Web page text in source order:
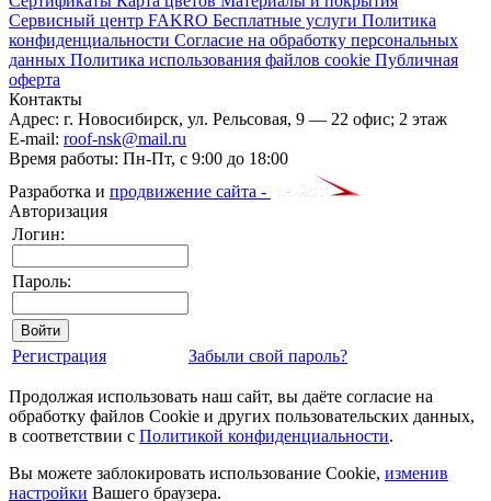
Сервисный центр FAKRO Бесплатные услуги Политика
конфиденциальности Согласие на обработку персональных
данных Политика использования файлов cookie Публичная
оферта
Контакты
Адрес: г. Новосибирск, ул. Рельсовая, 9 — 22 офис; 2 этаж
E-mail: roof-nsk@mail.ru
Время работы: Пн-Пт, с 9:00 до 18:00
Разработка и продвижение сайта -
Авторизация
Логин:
Пароль:
Регистрация Забыли свой пароль?
Продолжая использовать наш сайт, вы даёте согласие на
обработку файлов Cookie и других пользовательских данных,
в соответствии с Политикой конфиденциальности.
Вы можете заблокировать использование Cookie, изменив
настройки Вашего браузера.